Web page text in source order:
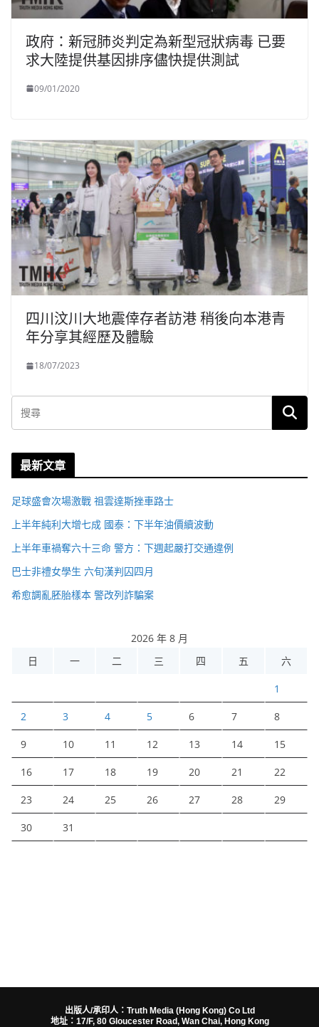
政府：新冠肺炎判定為新型冠狀病毒 已要
求大陸提供基因排序儘快提供測試
09/01/2020
四川汶川大地震倖存者訪港 稍後向本港青
年分享其經歷及體驗
18/07/2023
最新文章
足球盛會次場激戰 祖雲達斯挫車路士
上半年純利大增七成 國泰：下半年油價續波動
上半年車禍奪六十三命 警方：下週起嚴打交通違例
巴士非禮女學生 六旬漢判囚四月
希愈調亂胚胎樣本 警改列詐騙案
2026 年 8 月
日
一 二 三 四 五 六
1
2 3 4 5 6 7 8
9 10 11 12 13 14 15
16 17 18 19 20 21 22
23 24 25 26 27 28 29
30 31
出版人/承印人：Truth Media (Hong Kong) Co Ltd
地址：17/F, 80 Gloucester Road, Wan Chai, Hong Kong